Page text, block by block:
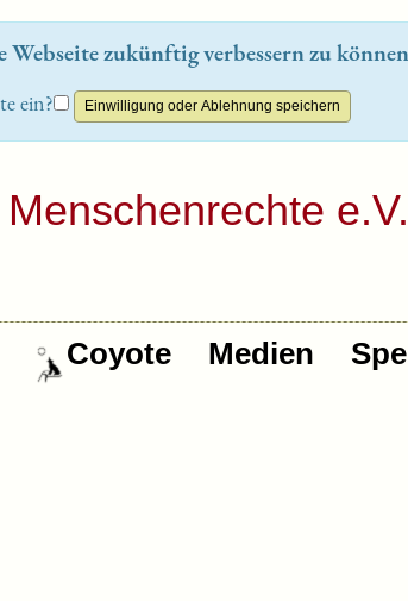
zukünftig verbessern zu
ein?
e.V.
Coyote Medien